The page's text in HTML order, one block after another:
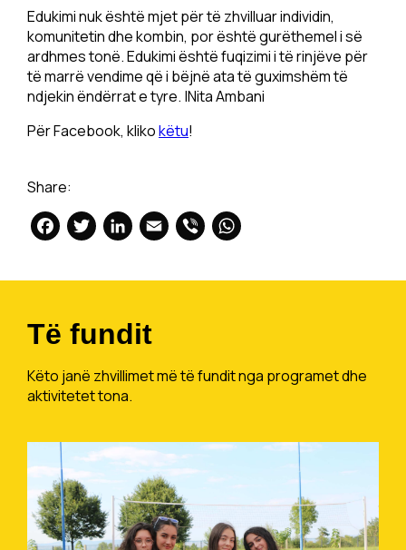
Edukimi nuk është mjet për të zhvilluar individin,
komunitetin dhe kombin, por është gurëthemel i së
ardhmes tonë. Edukimi është fuqizimi i të rinjëve për
të marrë vendime që i bëjnë ata të guximshëm të
ndjekin ëndërrat e tyre. |Nita Ambani
Për Facebook, klikokëtu!
Share:
Facebook
Twitter
LinkedIn
Email
Viber
Të fundit
Këto janë zhvillimet më të fundit nga programet dhe
aktivitetet tona.